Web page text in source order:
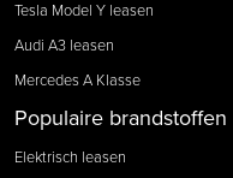
Tesla Model Y leasen
Audi A3 leasen
Mercedes A Klasse
Populaire brandstoffen
Elektrisch leasen